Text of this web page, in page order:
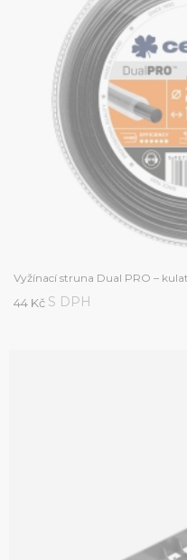
Vyžínací struna Dual PRO –
44 Kč S DPH